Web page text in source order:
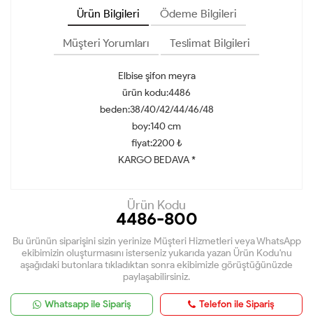
Ürün Bilgileri Ödeme Bilgileri
Müşteri Yorumları Teslimat Bilgileri
Elbise şifon meyra
ürün kodu:4486
beden:38/40/42/44/46/48
boy:140 cm
fiyat:2200 ₺
KARGO BEDAVA *
Ürün Kodu
4486-800
Bu ürünün siparişini sizin yerinize Müşteri Hizmetleri veya WhatsApp
ekibimizin oluşturmasını isterseniz yukarıda yazan Ürün Kodu'nu
aşağıdaki butonlara tıkladıktan sonra ekibimizle görüştüğünüzde
paylaşabilirsiniz.
Whatsapp ile Sipariş Telefon ile Sipariş